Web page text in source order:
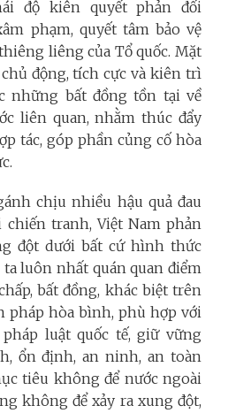
độ kiên quyết phản đối
phạm, quyết tâm bảo vệ
liêng của Tổ quốc. Mặt
động, tích cực và kiên trì
những bất đồng tồn tại về
liên quan, nhằm thúc đẩy
tác, góp phần củng cố hòa
chịu nhiều hậu quả đau
tranh, Việt Nam phản
đột dưới bất cứ hình thức
luôn nhất quán quan điểm
bất đồng, khác biệt trên
pháp hòa bình, phù hợp với
pháp luật quốc tế, giữ vững
ổn định, an ninh, an toàn
tiêu không để nước ngoài
không để xảy ra xung đột,